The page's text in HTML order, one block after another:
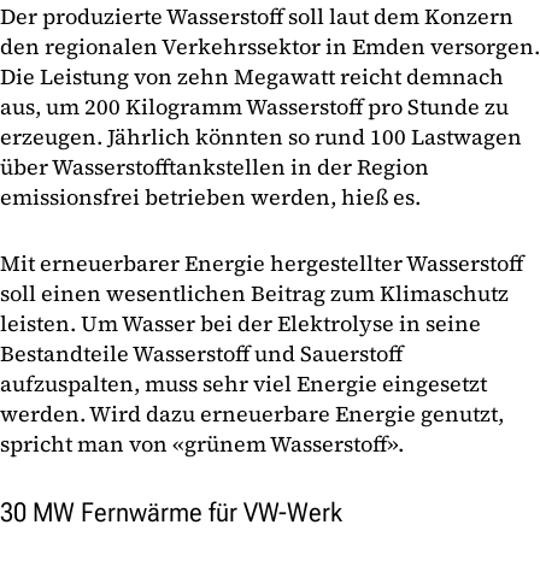
Der produzierte Wasserstoff soll laut dem Konzern
den regionalen Verkehrssektor in Emden versorgen.
Die Leistung von zehn Megawatt reicht demnach
aus, um 200 Kilogramm Wasserstoff pro Stunde zu
erzeugen. Jährlich könnten so rund 100 Lastwagen
über Wasserstofftankstellen in der Region
emissionsfrei betrieben werden, hieß es.
Mit erneuerbarer Energie hergestellter Wasserstoff
soll einen wesentlichen Beitrag zum Klimaschutz
leisten. Um Wasser bei der Elektrolyse in seine
Bestandteile Wasserstoff und Sauerstoff
aufzuspalten, muss sehr viel Energie eingesetzt
werden. Wird dazu erneuerbare Energie genutzt,
spricht man von «grünem Wasserstoff».
30 MW Fernwärme für VW-Werk